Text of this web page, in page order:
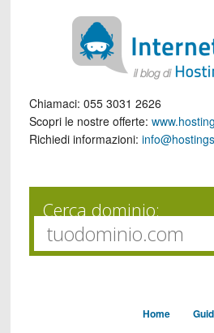
Chiamaci: 055 3031 2626
Scopri le nostre offerte:
Richiedi informazioni:
Cerca dominio:
Home